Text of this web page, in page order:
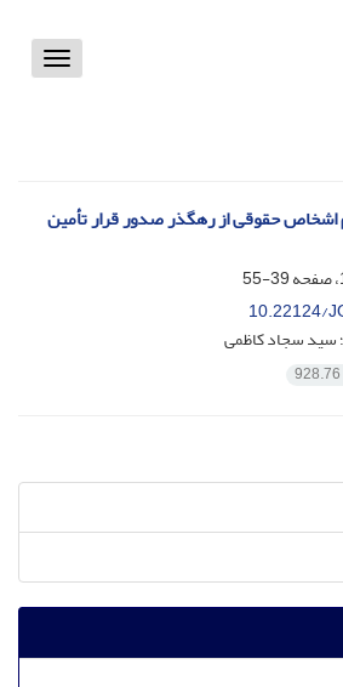
Toggle
اشخاص حقوقی از رهگذر صدور قرار تأمین
39-55
10.22124/
سید سجاد کاظمی